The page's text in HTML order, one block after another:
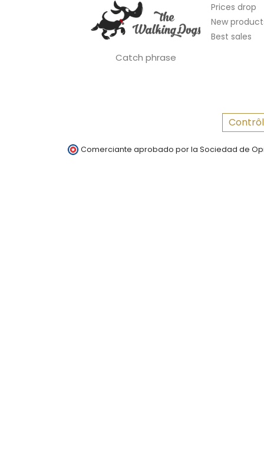
Catch phrase
Prices drop
New
Best sales
Comerciante aprobado por la Sociedad de